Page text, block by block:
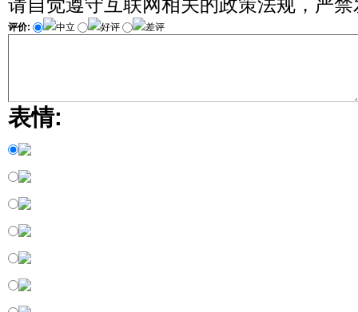
请自觉遵守互联网相关的政策法规，严
评价: 中立 好评 差评
表情: